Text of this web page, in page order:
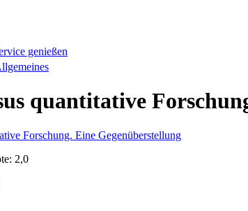
genießen
quantitative
2,0